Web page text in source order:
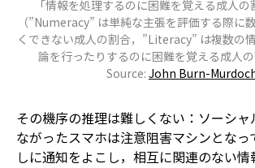
「情報を処理するのに困難を覚える成人の
（”Numeracy” は単純な主張を評価する際に
くできない成人の割合，”Literacy” は複数の
論を行ったりするのに困難を覚える成人
Source: John Burn-
その機序の推理は難しくない：ソーシャ
ながったスマホは注意阻害マシンとなっ
しに通知をよこし，相互に関連のない情